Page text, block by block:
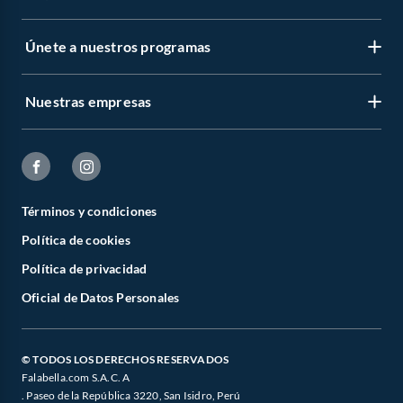
Únete a nuestros programas
Nuestras empresas
Términos y condiciones
Política de cookies
Política de privacidad
Oficial de Datos Personales
© TODOS LOS DERECHOS RESERVADOS
Falabella.com S.A.C. A
. Paseo de la República 3220, San Isidro, Perú